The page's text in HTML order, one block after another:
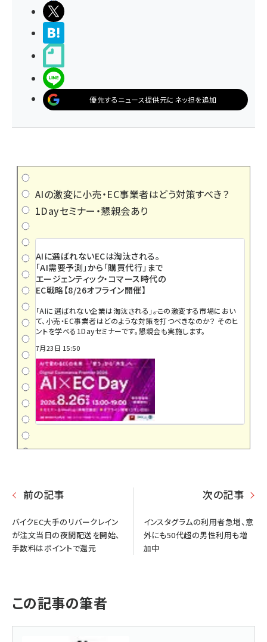
優先するニュース提供元にネッ担を追加
AIの激変に小売・EC事業者はどう対策すべき？
1Dayセミナー・懇親会あり
AIに選ばれないECは淘汰される。
「AI需要予測」から「購買代行」まで
エージェンティック・コマース時代の
EC戦略【8/26オフライン開催】
「AIに選ばれない企業は淘汰される」――。この激変する市場におい
て、小売・EC事業者はどのような対策を打つべきなのか？ そのヒ
ントを学べる1Dayセミナーです。懇親会も実施します。
7月23日 15:50
前の記事
バイクEC大手のリバークレイン
が注文当日の夜間配送を開始、
手数料はポイントで還元
次の記事
インスタグラムの利用者急増、意
外にも50代超の男性利用も増
加中
この記事の筆者